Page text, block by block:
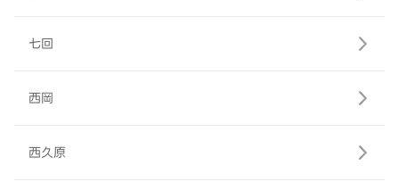
七回
西岡
西久原